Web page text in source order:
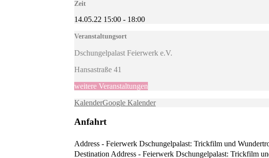
Zeit
14.05.22 15:00 - 18:00
Veranstaltungsort
Dschungelpalast Feierwerk e.V.
Hansastraße 41
weitere Veranstaltungen
KalenderGoogle Kalender
Anfahrt
Address - Feierwerk Dschungelpalast: Trickfilm und
Destination Address - Feierwerk Dschungelpalast: Trickfilm